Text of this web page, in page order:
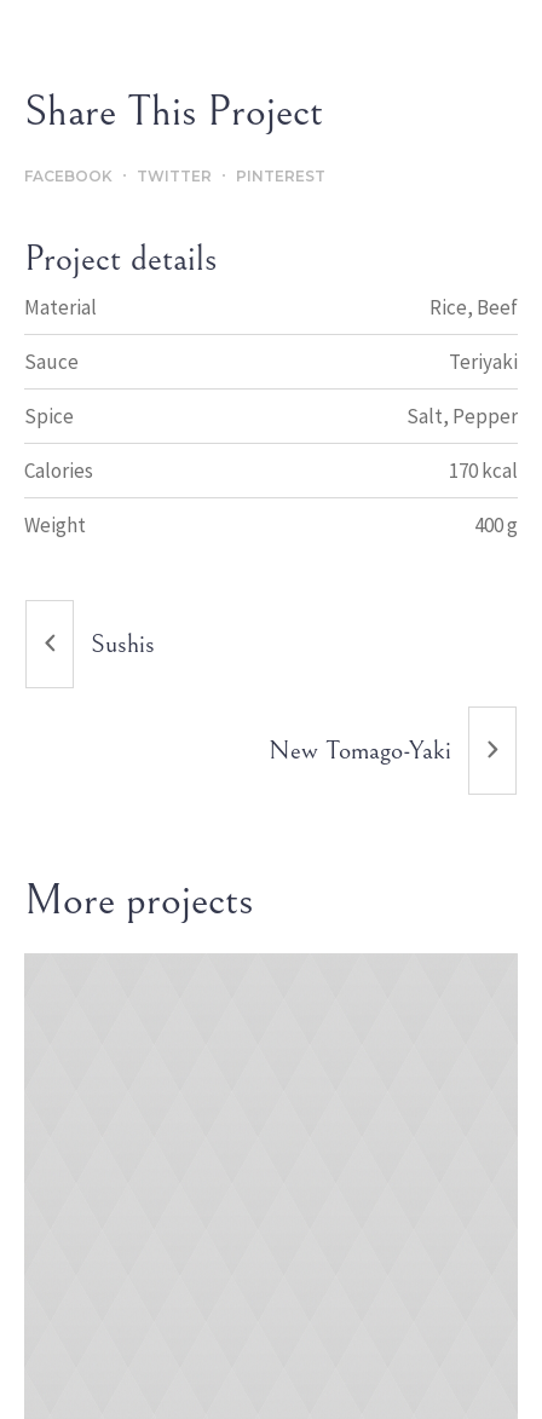
Share This Project
FACEBOOK TWITTER PINTEREST
Project details
Material Rice, Beef
Sauce Teriyaki
Spice Salt, Pepper
Calories 170 kcal
Weight 400 g
Sushis
New Tomago-Yaki
More projects